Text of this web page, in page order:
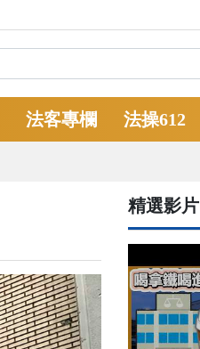
法客專欄 法操612
精選影片